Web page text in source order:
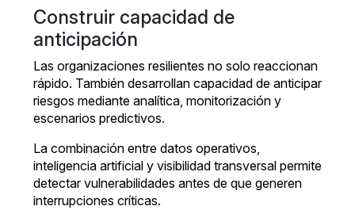
Construir capacidad de
anticipación
Las organizaciones resilientes no solo reaccionan
rápido. También desarrollan capacidad de anticipar
riesgos mediante analítica, monitorización y
escenarios predictivos.
La combinación entre datos operativos,
inteligencia artificial y visibilidad transversal permite
detectar vulnerabilidades antes de que generen
interrupciones críticas.